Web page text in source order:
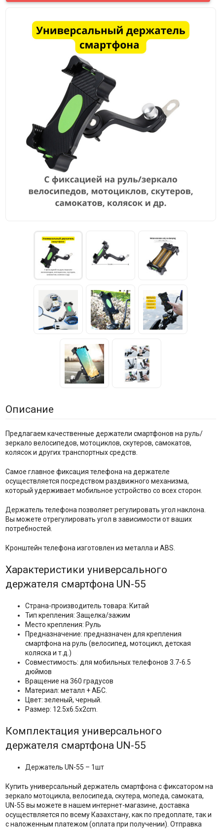
Описание
Предлагаем качественные держатели смартфонов на руль/
зеркало велосипедов, мотоциклов, скутеров, самокатов,
колясок и других транспортных средств.
Самое главное фиксация телефона на держателе
осуществляется посредством раздвижного механизма,
который удерживает мобильное устройство со всех сторон.
Держатель телефона позволяет регулировать угол наклона.
Вы можете отрегулировать угол в зависимости от ваших
потребностей.
Кронштейн телефона изготовлен из металла и ABS.
Характеристики универсального
держателя смартфона UN-55
Страна-производитель товара: Китай
Тип крепления: Защелка/зажим
Место крепления: Руль
Предназначение: предназначен для крепления
смартфона на руль (велосипед, мотоцикл, детская
коляска и т.д.)
Совместимость: для мобильных телефонов 3.7-6.5
дюймов
Вращение на 360 градусов
Материал: металл + АБС.
Цвет: зеленый, черный.
Размер: 12.5x6.5x2cm.
Комплектация универсального
держателя смартфона UN-55
Держатель UN-55 – 1шт
Купить универсальный держатель смартфона с фиксатором на
зеркало мотоцикла, велосипеда, скутера, мопеда, самоката,
UN-55 вы можете в нашем интернет-магазине, доставка
осуществляется по всему Казахстану, как по предоплате, так и
с наложенным платежом (оплата при получении). Отправка